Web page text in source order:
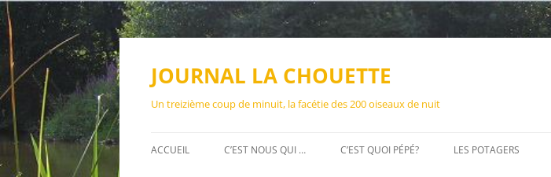
Aller
JOURNAL LA CHOUETTE
Un treizième coup de minuit, la facétie des 200 oiseaux de nuit
ACCUEIL C’EST NOUS QUI … C’EST QUOI PÉPÉ? LES POTAGERS